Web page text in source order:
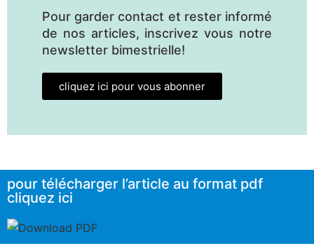
Pour garder contact et rester informé
de nos articles, inscrivez vous notre
newsletter bimestrielle!
cliquez ici pour vous abonner
pour télécharger l’article au format pdf
cliquez ici